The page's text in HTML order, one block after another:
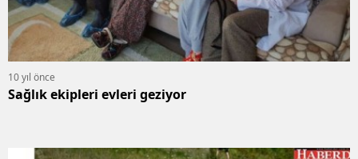
10 yıl önce
Sağlık ekipleri evleri geziyor